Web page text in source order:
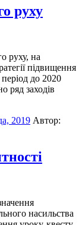
руху
руху, на
підвищення
до 2020
ряд заходів
2019 Автор:
насильства